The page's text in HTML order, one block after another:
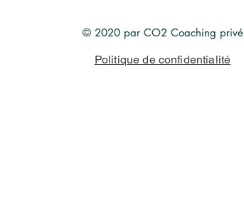
© 2020 par CO2 Coaching privé
Politique de confidentialité